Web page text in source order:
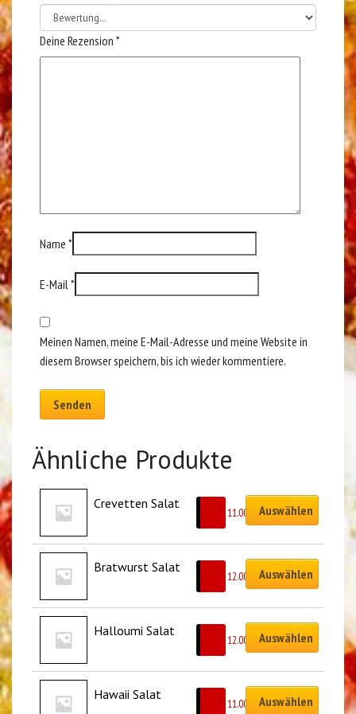
Deine Rezension *
Name *
E-Mail *
Meinen Namen, meine E-Mail-Adresse und meine Website in
diesem Browser speichern, bis ich wieder kommentiere.
Ähnliche Produkte
Crevetten Salat
11.00 Auswählen
Bratwurst Salat
12.00 Auswählen
Halloumi Salat
12.00 Auswählen
Hawaii Salat
11.00 Auswählen